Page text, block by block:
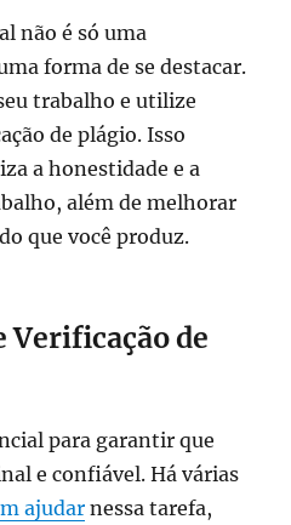
não é só uma
forma de se destacar.
trabalho e utilize
de plágio. Isso
a honestidade e a
além de melhorar
que você produz.
Verificação de
para garantir que
e confiável. Há várias
ajudar nessa tarefa,